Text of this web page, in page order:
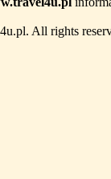
All rights